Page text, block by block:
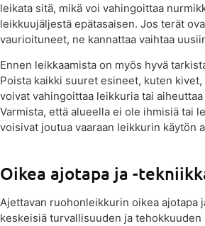
leikata sitä, mikä voi vahingoittaa
leikkuujäljestä epätasaisen. Jos terät
vaurioituneet, ne kannattaa vaihtaa
Ennen leikkaamista on myös hyvä
Poista kaikki suuret esineet, kuten
voivat vahingoittaa leikkuria tai
Varmista, että alueella ei ole ihmisiä tai
voisivat joutua vaaraan leikkurin käytön
Oikea ajotapa ja -
Ajettavan ruohonleikkurin oikea ajotapa
keskeisiä turvallisuuden ja tehokkuuden